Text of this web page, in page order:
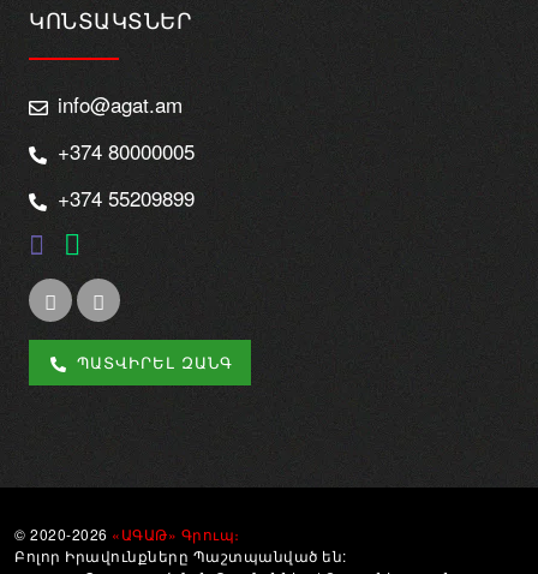
ԿՈՆՏԱԿՏՆԵՐ
info@agat.am
+374 80000005
+374 55209899
ՊԱՏՎԻՐԵԼ ԶԱՆԳ
© 2020-2026 «ԱԳԱԹ» Գրուպ։
Բոլոր Իրավունքները Պաշտպանված են: